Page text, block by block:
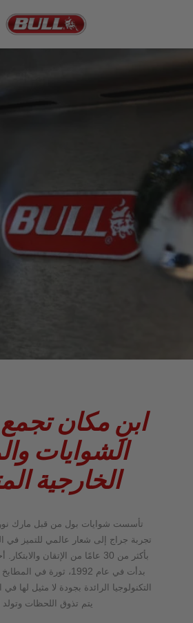
ابنِ مكان
الشوايات
الخارجية
تأسست شوايات بول من قبل مارك
تجربة جراج إلى شعار عالمي للتميز في
بأكثر من 30 عامًا من الإتقان والابتكار
بدأت في عام 1992، ثورة في
التكنولوجيا الرائدة بجودة لا مثيل لها
يتم تذوق اللحظات وتولد